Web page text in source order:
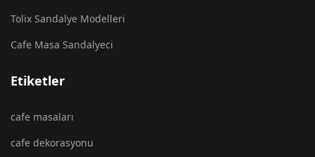
Tolix Sandalye Modelleri
Cafe Masa Sandalyeci
Etiketler
cafe masaları
cafe dekorasyonu